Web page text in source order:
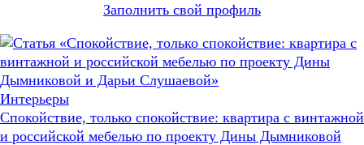
Заполнить свой профиль
Интерьеры
Спокойствие, только спокойствие: квартира c винтажной
и российской мебелью по проекту Дины Дымниковой